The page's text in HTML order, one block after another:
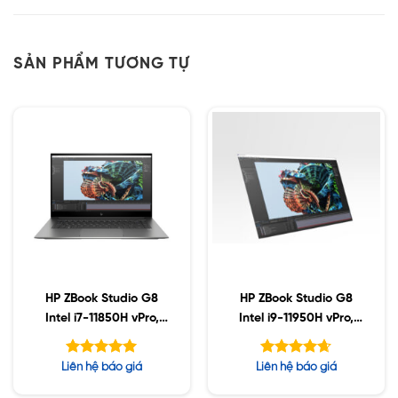
SẢN PHẨM TƯƠNG TỰ
HP ZBook Studio G8
Intel i7-11850H vPro,
32GB, Nvidia A4000
FHD, Win10
Được xếp
Liên hệ báo giá
HP ZBook Studio G8
Intel i9-11950H vPro,
32GB, Nvidia A3000
FHD, Win10
Được xếp
Liên hệ báo giá